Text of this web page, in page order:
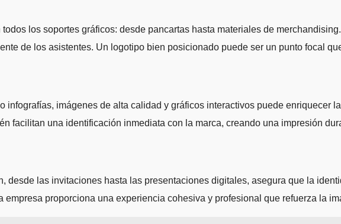
los soportes gráficos: desde pancartas hasta materiales de
de los asistentes. Un logotipo bien posicionado puede ser un punto focal
infografías, imágenes de alta calidad y gráficos interactivos puede enriquecer
facilitan una identificación inmediata con la marca, creando una impresión
desde las invitaciones hasta las presentaciones digitales, asegura que la
proporciona una experiencia cohesiva y profesional que refuerza la